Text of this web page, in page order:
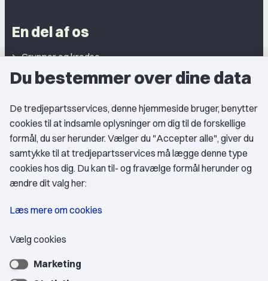
En del af os
Grupper og kredse
Studentergrupper
Medlemskab
Fordele som medlem
Kontingent
Bliv medlem
Du bestemmer over dine data
De tredjepartsservices, denne hjemmeside bruger, benytter
cookies til at indsamle oplysninger om dig til de forskellige
formål, du ser herunder. Vælger du "Accepter alle", giver du
samtykke til at tredjepartsservices må lægge denne type
cookies hos dig. Du kan til- og fravælge formål herunder og
ændre dit valg her:
Læs mere om cookies
Vælg cookies
Marketing